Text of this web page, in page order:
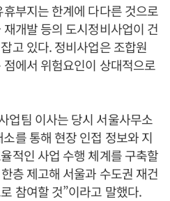
부지는 한계에 다다른 것으로
개발 등의 도시정비사업이 건
고 있다. 정비사업은 조합원
에서 위험요인이 상대적으로
업팀 이사는 당시 서울사무소
를 통해 현장 인접 정보와 지
적인 사업 수행 체계를 구축할
층 제고해 서울과 수도권 재건
참여할 것”이라고 말했다.